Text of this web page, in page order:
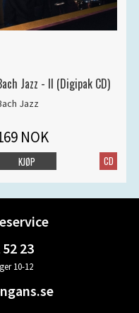
Jazz - II (Digipak CD)
Jazz
NOK
CD
KJØP
23
10-12